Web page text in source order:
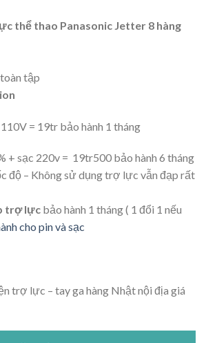
thể thao Panasonic Jetter 8 hàng
tập
= 19tr bảo hành 1 tháng
+ sạc 220v = 19tr500 bảo hành 6 tháng
độ – Không sử dụng trợ lực vẫn đạp rất
trợ lực bảo hành 1 tháng ( 1 đổi 1 nếu
cho pin và sạc
trợ lực – tay ga hàng Nhật nội địa giá